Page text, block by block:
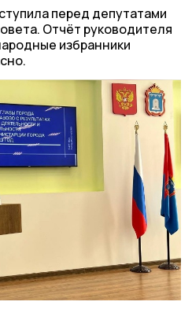
перед депутатами
Отчёт руководителя
избранники